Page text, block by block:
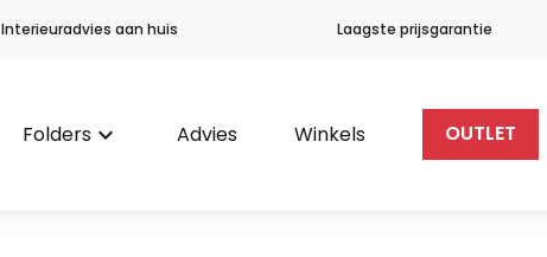
Interieuradvies aan huis Laagste prijsgarantie
Folders keyboard_arrow_down Advies Winkels OUTLET